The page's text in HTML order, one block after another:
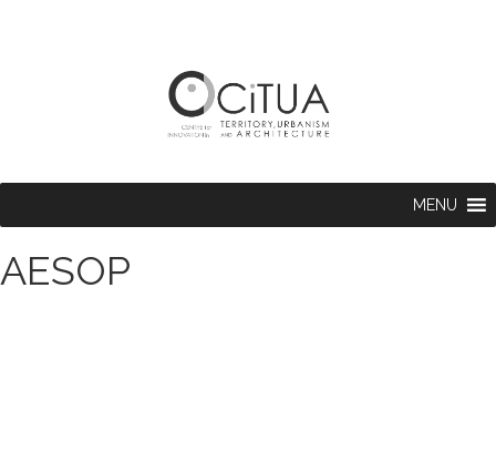
MENU
AESOP